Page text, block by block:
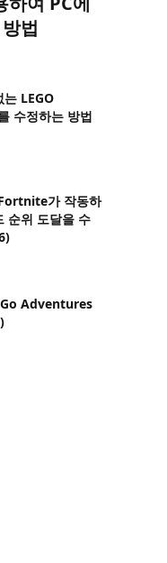
법
LEGO
수정하는 방법
가 작동하
순위 도달을 수
Adventures